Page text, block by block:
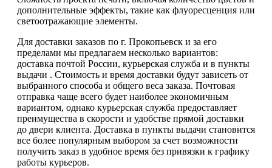
дополнительные эффекты, такие как флуоресценция или
светоотражающие элементы.
Для доставки заказов по г. Прокопьевск и за его
пределами мы предлагаем несколько вариантов:
доставка почтой России, курьерская служба и в пункты
выдачи . Стоимость и время доставки будут зависеть от
выбранного способа и общего веса заказа. Почтовая
отправка чаще всего будет наиболее экономичным
вариантом, однако курьерская служба предоставляет
преимущества в скорости и удобстве прямой доставки
до двери клиента. Доставка в пункты выдачи становится
все более популярным выбором за счет возможности
получить заказ в удобное время без привязки к графику
работы курьеров.